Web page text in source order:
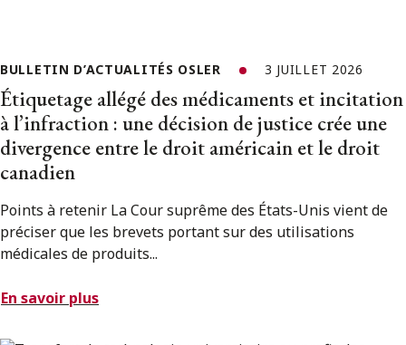
BULLETIN D’ACTUALITÉS OSLER 3 JUILLET 2026
Étiquetage allégé des médicaments et incitation
à l’infraction : une décision de justice crée une
divergence entre le droit américain et le droit
canadien
Points à retenir La Cour suprême des États-Unis vient de
préciser que les brevets portant sur des utilisations
médicales de produits...
En savoir plus